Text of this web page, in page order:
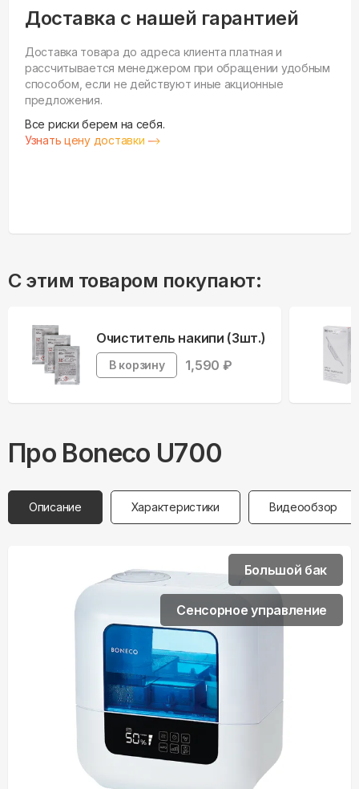
Доставка с нашей гарантией
Доставка товара до адреса клиента платная и
рассчитывается менеджером при обращении удобным
способом, если не действуют иные акционные
предложения.
Все риски берем на себя.
Узнать цену доставки
С этим товаром покупают:
Очиститель накипи (3шт.)
В корзину 1,590 ₽
Про Boneco U700
Описание Характеристики Видеообзор
Большой бак
Сенсорное управление